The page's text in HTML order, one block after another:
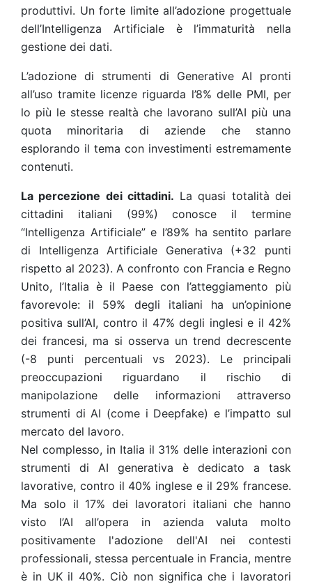
produttivi. Un forte limite all’adozione progettuale
dell’Intelligenza Artificiale è l’immaturità nella
gestione dei dati.
L’adozione di strumenti di Generative AI pronti
all’uso tramite licenze riguarda l’8% delle PMI, per
lo più le stesse realtà che lavorano sull’AI più una
quota minoritaria di aziende che stanno
esplorando il tema con investimenti estremamente
contenuti.
La percezione dei cittadini. La quasi totalità dei
cittadini italiani (99%) conosce il termine
“Intelligenza Artificiale” e l’89% ha sentito parlare
di Intelligenza Artificiale Generativa (+32 punti
rispetto al 2023). A confronto con Francia e Regno
Unito, l’Italia è il Paese con l’atteggiamento più
favorevole: il 59% degli italiani ha un’opinione
positiva sull’AI, contro il 47% degli inglesi e il 42%
dei francesi, ma si osserva un trend decrescente
(-8 punti percentuali vs 2023). Le principali
preoccupazioni riguardano il rischio di
manipolazione delle informazioni attraverso
strumenti di AI (come i Deepfake) e l’impatto sul
mercato del lavoro.
Nel complesso, in Italia il 31% delle interazioni con
strumenti di AI generativa è dedicato a task
lavorative, contro il 40% inglese e il 29% francese.
Ma solo il 17% dei lavoratori italiani che hanno
visto l’AI all’opera in azienda valuta molto
positivamente l'adozione dell'AI nei contesti
professionali, stessa percentuale in Francia, mentre
è in UK il 40%. Ciò non significa che i lavoratori